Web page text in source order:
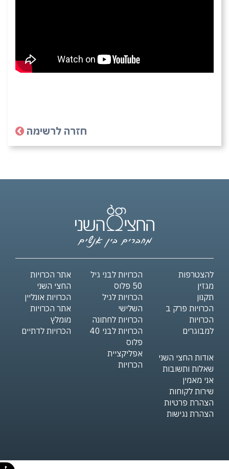
חזרה לרשימה
אתר הכרויות
החצי השני
הכרויות אונליין
אתר הכרויות
מומלץ
הכרויות לדתיים
הכרויות לבני גיל
50 פלוס
הכרויות לגיל
השלישי
הכרויות לחתונה
הכרויות לבני 40
פלוס
אפליקציית
הכרויות
להצטרפות
מגזין
תקנון
הכרויות פרק ב
הכרויות
למבוגרים
אודות החצי השני
שאלות ותשובות
אני מאמין
שירות לקוחות
הצהרת פרטיות
הצהרת נגישות